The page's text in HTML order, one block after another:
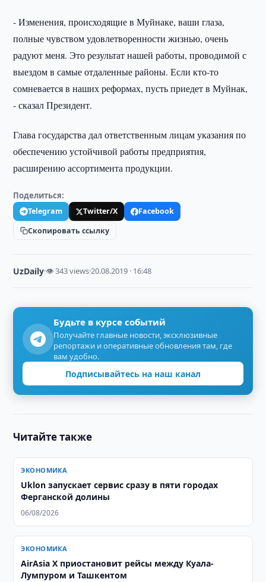
- Изменения, происходящие в Муйнаке, ваши глаза,
полные чувством удовлетворенности жизнью, очень
радуют меня. Это результат нашей работы, проводимой с
выездом в самые отдаленные районы. Если кто-то
сомневается в наших реформах, пусть приедет в Муйнак,
- сказал Президент.
Глава государства дал ответственным лицам указания по
обеспечению устойчивой работы предприятия,
расширению ассортимента продукции.
Поделиться:
Telegram Twitter/X
Facebook
Скопировать ссылку
UzDaily·👁 343 views·20.08.2019 · 16:48
Будьте в курсе событий
Получайте главные новости, эксклюзивные
репортажи и оперативные обновления там, где
вам удобно.
Подписывайтесь на наш канал
Читайте также
ЭКОНОМИКА
Uklon запускает сервис сразу в пяти городах
Ферганской долины
06/08/2026
ЭКОНОМИКА
AirAsia X приостановит рейсы между Куала-
Лумпуром и Ташкентом